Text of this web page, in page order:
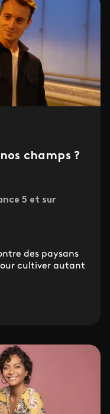
champs ?
5 et sur
des paysans
cultiver autant